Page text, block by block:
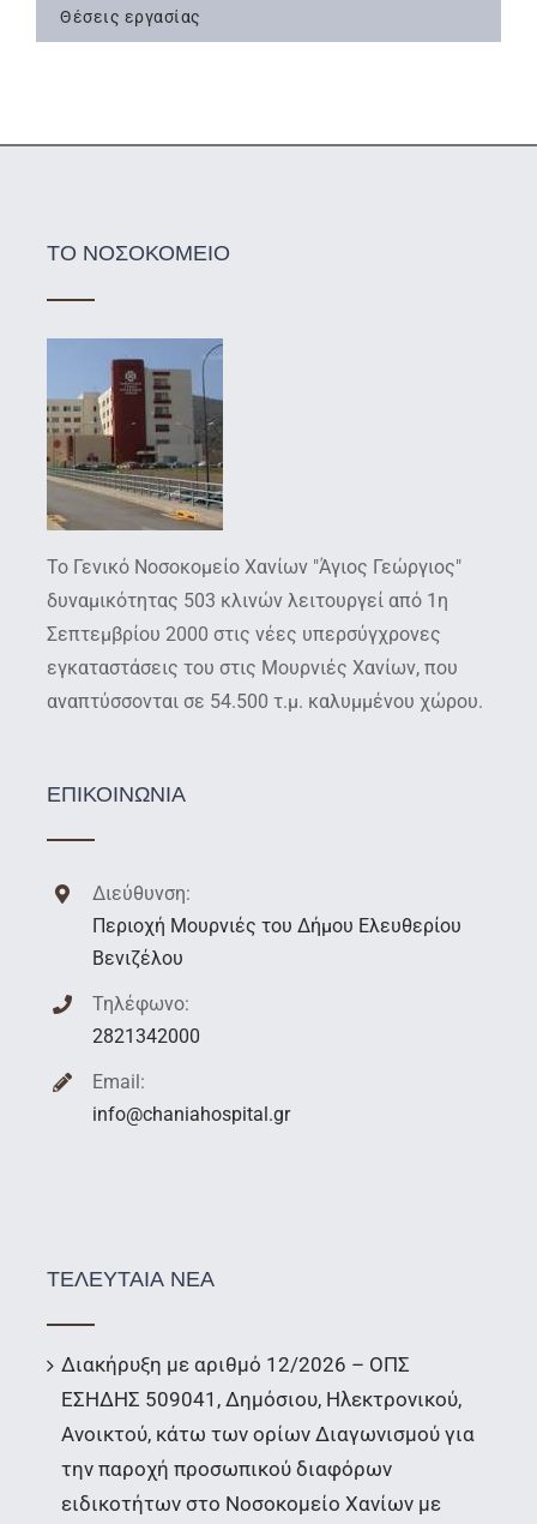
Θέσεις εργασίας
ΤΟ ΝΟΣΟΚΟΜΕΙΟ
Το Γενικό Νοσοκομείο Χανίων "Άγιος Γεώργιος"
δυναμικότητας 503 κλινών λειτουργεί από 1η
Σεπτεμβρίου 2000 στις νέες υπερσύγχρονες
εγκαταστάσεις του στις Μουρνιές Χανίων, που
αναπτύσσονται σε 54.500 τ.μ. καλυμμένου χώρου.
ΕΠΙΚΟΙΝΩΝΙΑ
Διεύθυνση:
Περιοχή Μουρνιές του Δήμου Ελευθερίου
Βενιζέλου
Τηλέφωνο:
2821342000
Email:
info@chaniahospital.gr
ΤΕΛΕΥΤΑΙΑ ΝΕΑ
Διακήρυξη με αριθμό 12/2026 – ΟΠΣ
ΕΣΗΔΗΣ 509041, Δημόσιου, Ηλεκτρονικού,
Ανοικτού, κάτω των ορίων Διαγωνισμού για
την παροχή προσωπικού διαφόρων
ειδικοτήτων στο Νοσοκομείο Χανίων με